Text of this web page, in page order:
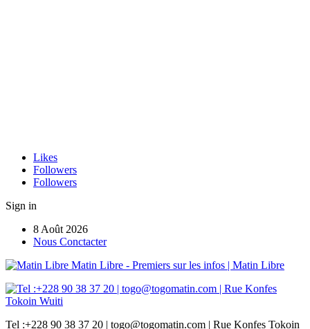
Likes
Followers
Followers
Sign in
8 Août 2026
Nous Conctacter
Matin Libre - Premiers sur les infos | Matin Libre
Tel :+228 90 38 37 20 | togo@togomatin.com | Rue Konfes Tokoin